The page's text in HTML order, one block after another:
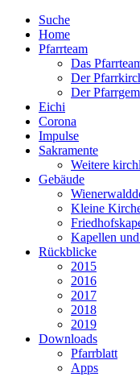
Suche
Home
Pfarrteam
Das
Der
Der
Eichi
Corona
Impulse
Sakramente
Weitere
Gebäude
Kleine
Kapellen
Rückblicke
2015
2016
2017
2018
2019
Downloads
Pfarrblatt
Apps